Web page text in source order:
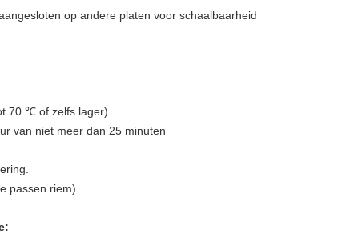
op andere platen voor schaalbaarheid
70 ℃ of zelfs lager)
van niet meer dan 25 minuten
passen riem)